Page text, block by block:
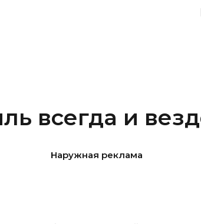
всегда и
Наружная реклама